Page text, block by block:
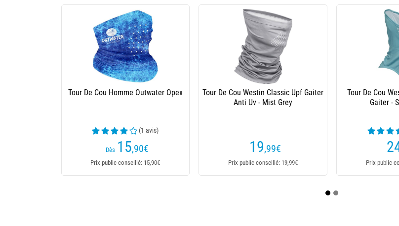
Westin Classic Upf Gaiter
Tour De Cou Westin Sea Gaze Upf
Prix public conseillé: 24,99€
Tour De Cou W.O.F. Buff - Camo
Prix public conseillé: 23,20€